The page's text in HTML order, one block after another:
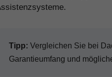
Tipp: Vergleichen Sie bei
Garantieumfang und